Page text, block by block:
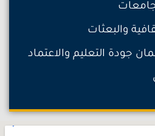
والبعثات
جودة التعليم والاعتماد